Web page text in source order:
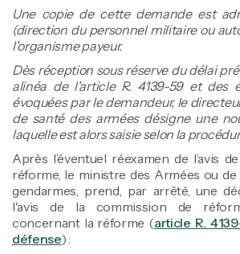
Une copie de cette demande est
(direction du personnel militaire ou
l'organisme payeur.
Dès réception sous réserve du délai
alinéa de l'article R. 4139-59 et des
évoquées par le demandeur, le
de santé des armées désigne une
laquelle est alors saisie selon la
Après l’éventuel réexamen de l’avis
réforme, le ministre des Armées ou de
gendarmes, prend, par arrêté, une
l'avis de la commission de
concernant la réforme (article R.
défense) :